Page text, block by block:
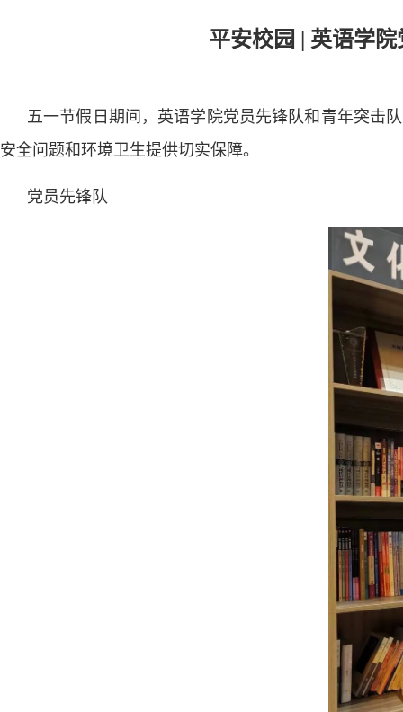
平安校园 | 英语学
五一节假日期间，英语学院党员先锋队和青年突击
安全问题和环境卫生提供切实保障。
党员先锋队